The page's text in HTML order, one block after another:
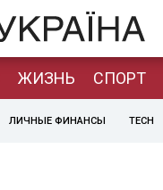
ЖИЗНЬ СПОРТ
ЛИЧНЫЕ ФИНАНСЫ TECH